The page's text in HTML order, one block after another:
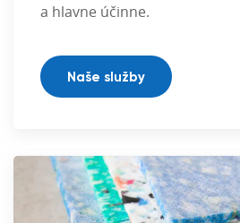
a hlavne účinne.
Naše služby